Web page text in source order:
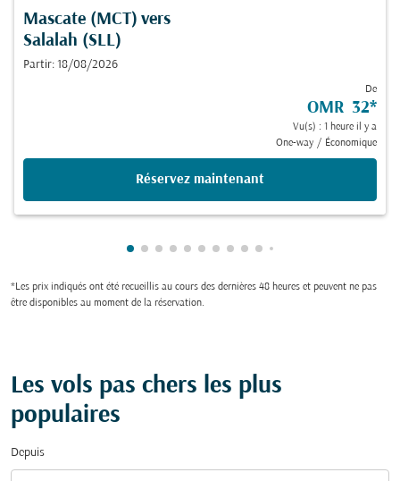
Mascate (MCT) vers
Salalah (SLL)
Partir: 18/08/2026
De
OMR 32*
Vu(s) : 1 heure il y a
One-way / Économique
Réservez maintenant
Showing cmp-pagination-showing-card
Showing cmp-pagination-showing-
Showing cmp-pagination-showing-
Showing cmp-pagination-
Showing cmp-pagination-
Showing cmp-pagination-
Showing cmp-pagination-
Showing cmp-
Showing cmp-
Showing cmp-
*Les prix indiqués ont été recueillis au cours des dernières 48 heures et peuvent ne pas
être disponibles au moment de la réservation.
Les vols pas chers les plus
populaires
Depuis